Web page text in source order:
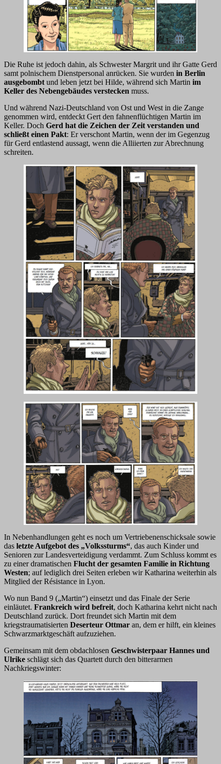
Die Ruhe ist jedoch dahin, als Schwester Margrit und ihr Gatte Gerd
samt polnischem Dienstpersonal anrücken. Sie wurden in Berlin
ausgebombt und leben jetzt bei Hilde, während sich Martin im
Keller des Nebengebäudes verstecken muss.
Und während Nazi-Deutschland von Ost und West in die Zange
genommen wird, entdeckt Gert den fahnenflüchtigen Martin im
Keller. Doch Gerd hat die Zeichen der Zeit verstanden und
schließt einen Pakt: Er verschont Martin, wenn der im Gegenzug
für Gerd entlastend aussagt, wenn die Alliierten zur Abrechnung
schreiten.
In Nebenhandlungen geht es noch um Vertriebenenschicksale sowie
das letzte Aufgebot des „Volkssturms“, das auch Kinder und
Senioren zur Landesverteidigung verdammt. Zum Schluss kommt es
zu einer dramatischen Flucht der gesamten Familie in Richtung
Westen; auf lediglich drei Seiten erleben wir Katharina weiterhin als
Mitglied der Résistance in Lyon.
Wo nun Band 9 („Martin“) einsetzt und das Finale der Serie
einläutet. Frankreich wird befreit, doch Katharina kehrt nicht nach
Deutschland zurück. Dort freundet sich Martin mit dem
kriegstraumatisierten Deserteur Ottmar an, dem er hilft, ein kleines
Schwarzmarktgeschäft aufzuziehen.
Gemeinsam mit dem obdachlosen Geschwisterpaar Hannes und
Ulrike schlägt sich das Quartett durch den bitterarmen
Nachkriegswinter: